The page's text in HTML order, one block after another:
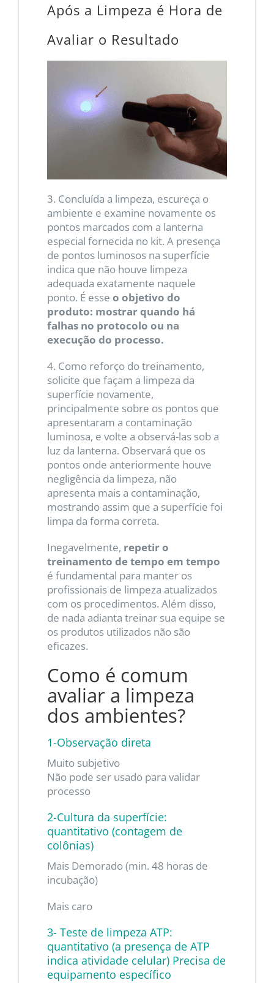
Após a Limpeza é Hora de
Avaliar o Resultado
3. Concluída a limpeza, escureça o
ambiente e examine novamente os
pontos marcados com a lanterna
especial fornecida no kit. A presença
de pontos luminosos na superfície
indica que não houve limpeza
adequada exatamente naquele
ponto. É esse o objetivo do
produto: mostrar quando há
falhas no protocolo ou na
execução do processo.
4. Como reforço do treinamento,
solicite que façam a limpeza da
superfície novamente,
principalmente sobre os pontos que
apresentaram a contaminação
luminosa, e volte a observá-las sob a
luz da lanterna. Observará que os
pontos onde anteriormente houve
negligência da limpeza, não
apresenta mais a contaminação,
mostrando assim que a superfície foi
limpa da forma correta.
Inegavelmente, repetir o
treinamento de tempo em tempo
é fundamental para manter os
profissionais de limpeza atualizados
com os procedimentos. Além disso,
de nada adianta treinar sua equipe se
os produtos utilizados não são
eficazes.
Como é comum
avaliar a limpeza
dos ambientes?
1-Observação direta
Muito subjetivo
Não pode ser usado para validar
processo
2-Cultura da superfície:
quantitativo (contagem de
colônias)
Mais Demorado (min. 48 horas de
incubação)
Mais caro
3- Teste de limpeza ATP:
quantitativo (a presença de ATP
indica atividade celular) Precisa de
equipamento específico